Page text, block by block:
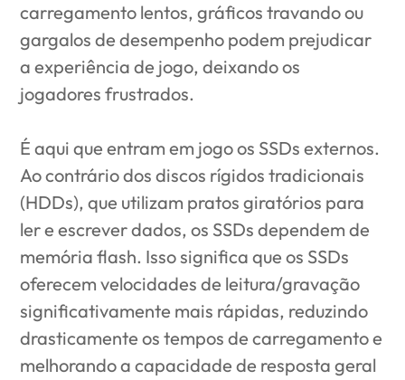
carregamento lentos, gráficos travando ou
gargalos de desempenho podem prejudicar
a experiência de jogo, deixando os
jogadores frustrados.
É aqui que entram em jogo os SSDs externos.
Ao contrário dos discos rígidos tradicionais
(HDDs), que utilizam pratos giratórios para
ler e escrever dados, os SSDs dependem de
memória flash. Isso significa que os SSDs
oferecem velocidades de leitura/gravação
significativamente mais rápidas, reduzindo
drasticamente os tempos de carregamento e
melhorando a capacidade de resposta geral